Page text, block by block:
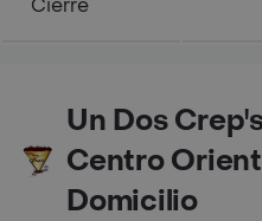
Cierre
Un Dos
Centro
Domicilio